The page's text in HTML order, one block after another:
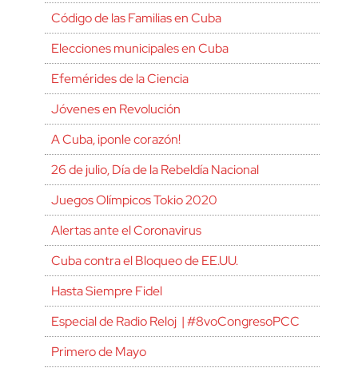
Código de las Familias en Cuba
Elecciones municipales en Cuba
Efemérides de la Ciencia
Jóvenes en Revolución
A Cuba, ¡ponle corazón!
26 de julio, Día de la Rebeldía Nacional
Juegos Olímpicos Tokio 2020
Alertas ante el Coronavirus
Cuba contra el Bloqueo de EE.UU.
Hasta Siempre Fidel
Especial de Radio Reloj | #8voCongresoPCC
Primero de Mayo